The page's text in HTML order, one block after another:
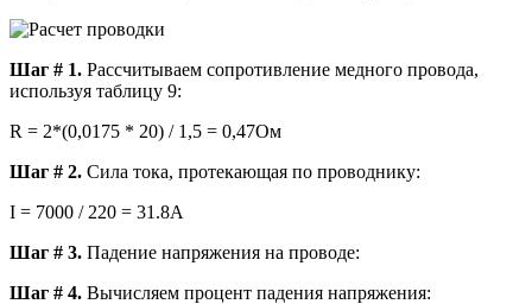
Шаг # 1. Рассчитываем сопротивление медного провода,
используя таблицу 9:
R = 2*(0,0175 * 20) / 1,5 = 0,47Ом
Шаг # 2. Сила тока, протекающая по проводнику:
I = 7000 / 220 = 31.8А
Шаг # 3. Падение напряжения на проводе:
Шаг # 4. Вычисляем процент падения напряжения: